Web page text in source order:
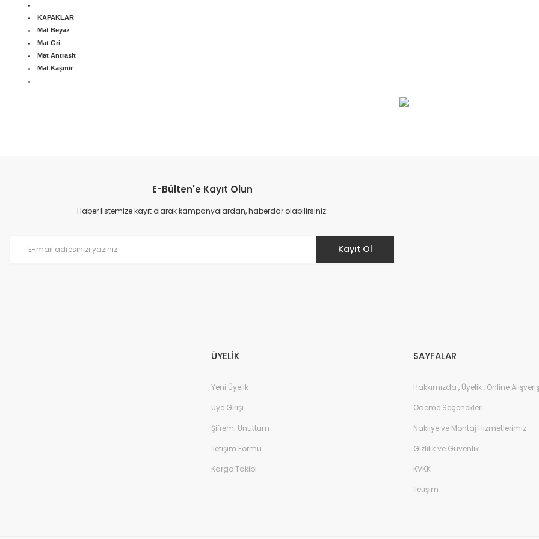
KAPAKLAR
Mat Beyaz
Mat Gri
Mat Antrasit
Mat Kaşmir
Ürün resmi kalitesiz, bozuk veya görüntülenemiyor.
Ürün açıklamasında eksik bilgiler bulunuyor.
E-Bülten'e Kayıt Olun
Haber listemize kayıt olarak kampanyalardan, haberdar olabilirsiniz.
Kayıt Ol
ÜYELİK
Yeni Üyelik
Üye Girişi
Şifremi Unuttum
İletişim Formu
Kargo Takibi
SAYFALAR
Hakkımızda , Üyelik , Online Alışveriş
Ödeme Seçenekleri
Nakliye ve Montaj Hizmetlerimiz
Gizlilik ve Güvenlik
KVKK
İletişim